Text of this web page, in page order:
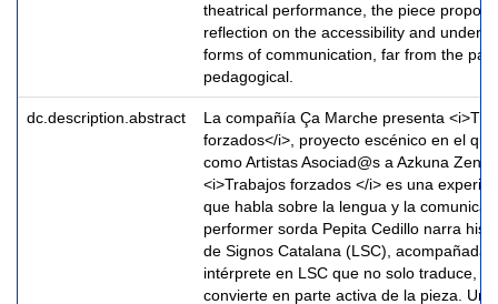
theatrical performance, the piece
reflection on the accessibility and
forms of communication, far from the
pedagogical.
dc.description.abstract
La compañía Ça Marche presenta
forzados</i>, proyecto escénico en el
como Artistas Asociad@s a Azkuna
<i>Trabajos forzados </i> es una
que habla sobre la lengua y la
performer sorda Pepita Cedillo narra
de Signos Catalana (LSC), acompañada
intérprete en LSC que no solo traduce,
convierte en parte activa de la pieza.